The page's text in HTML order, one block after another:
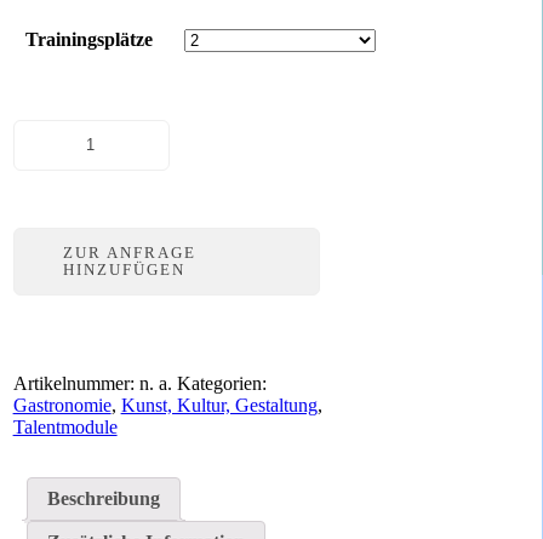
Trainingsplätze
ZUR ANFRAGE
HINZUFÜGEN
Artikelnummer: n. a. Kategorien:
Gastronomie, Kunst, Kultur, Gestaltung,
Talentmodule
Beschreibung